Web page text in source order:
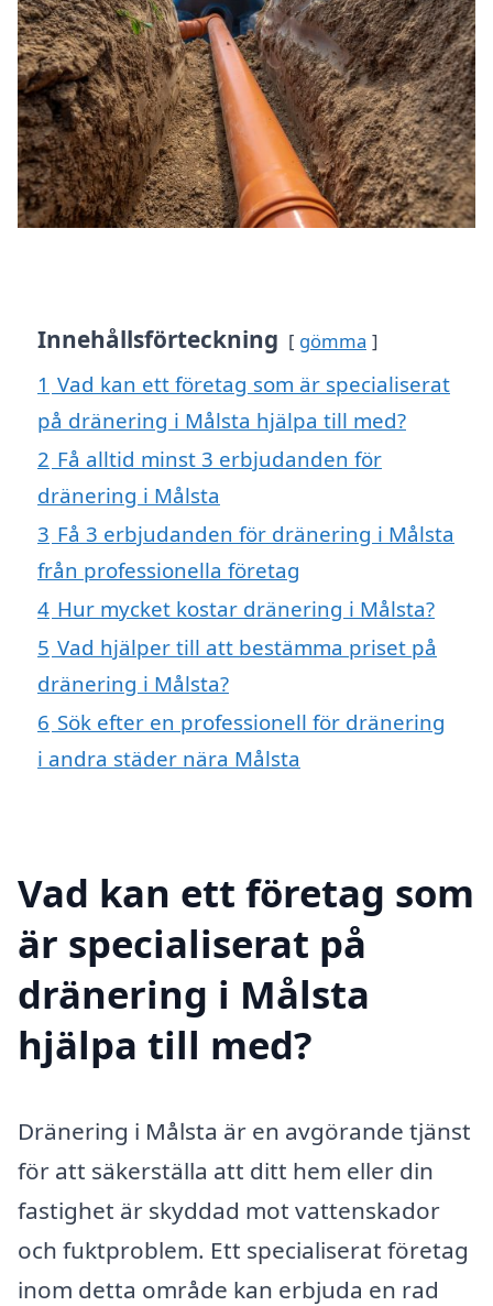
Innehållsförteckning gömma
1 Vad kan ett företag som är specialiserat
på dränering i Målsta hjälpa till med?
2 Få alltid minst 3 erbjudanden för
dränering i Målsta
3 Få 3 erbjudanden för dränering i Målsta
från professionella företag
4 Hur mycket kostar dränering i Målsta?
5 Vad hjälper till att bestämma priset på
dränering i Målsta?
6 Sök efter en professionell för dränering
i andra städer nära Målsta
Vad kan ett företag som
är specialiserat på
dränering i Målsta
hjälpa till med?
Dränering i Målsta är en avgörande tjänst
för att säkerställa att ditt hem eller din
fastighet är skyddad mot vattenskador
och fuktproblem. Ett specialiserat företag
inom detta område kan erbjuda en rad